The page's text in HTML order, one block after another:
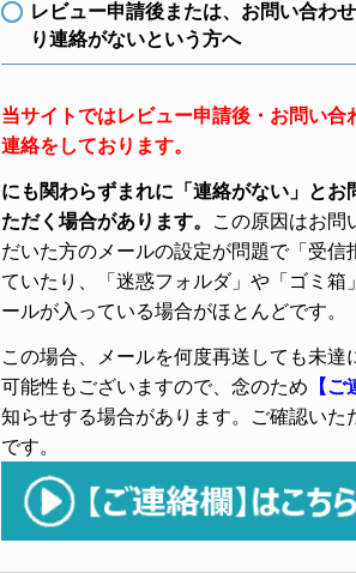
レビュー申請後または、お問い合わ
り連絡がないという方へ
当サイトではレビュー申請後・お問い合
連絡をしております。
にも関わらずまれに「連絡がない」とお
ただく場合があります。
この原因はお問
だいた方のメールの設定が問題で「受信
ていたり、「迷惑フォルダ」や「ゴミ箱
ールが入っている場合がほとんどです。
この場合、メールを何度再送しても未達
可能性もございますので、念のため 【ご
知らせする場合があります。ご確認いた
です。